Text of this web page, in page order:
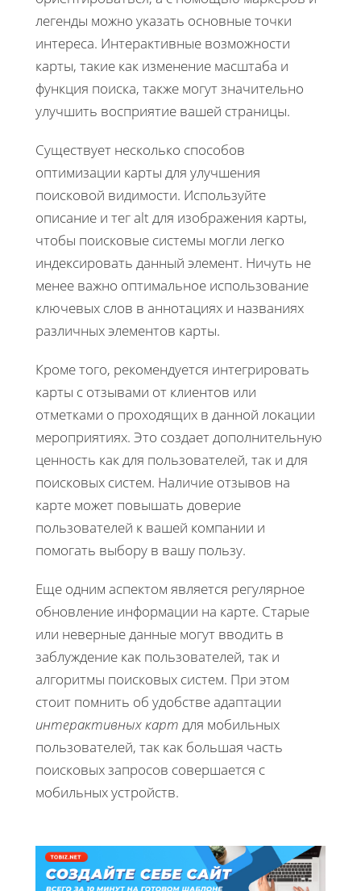
легенды можно указать основные точки
интереса. Интерактивные возможности
карты, такие как изменение масштаба и
функция поиска, также могут значительно
улучшить восприятие вашей страницы.
Существует несколько способов
оптимизации карты для улучшения
поисковой видимости. Используйте
описание и тег alt для изображения карты,
чтобы поисковые системы могли легко
индексировать данный элемент. Ничуть не
менее важно оптимальное использование
ключевых слов в аннотациях и названиях
различных элементов карты.
Кроме того, рекомендуется интегрировать
карты с отзывами от клиентов или
отметками о проходящих в данной локации
мероприятиях. Это создает дополнительную
ценность как для пользователей, так и для
поисковых систем. Наличие отзывов на
карте может повышать доверие
пользователей к вашей компании и
помогать выбору в вашу пользу.
Еще одним аспектом является регулярное
обновление информации на карте. Старые
или неверные данные могут вводить в
заблуждение как пользователей, так и
алгоритмы поисковых систем. При этом
стоит помнить об удобстве адаптации
интерактивных карт для мобильных
пользователей, так как большая часть
поисковых запросов совершается с
мобильных устройств.